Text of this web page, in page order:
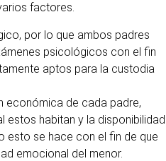
factores.
por lo que ambos padres
psicológicos con el fin
aptos para la custodia
económica de cada padre,
estos habitan y la disponibilidad
esto se hace con el fin de que
emocional del menor.